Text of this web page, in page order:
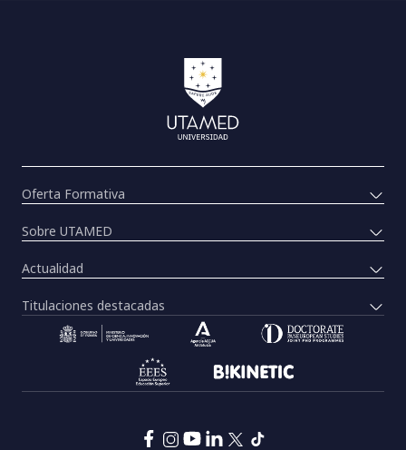
Oferta Formativa
Sobre UTAMED
Actualidad
Titulaciones destacadas